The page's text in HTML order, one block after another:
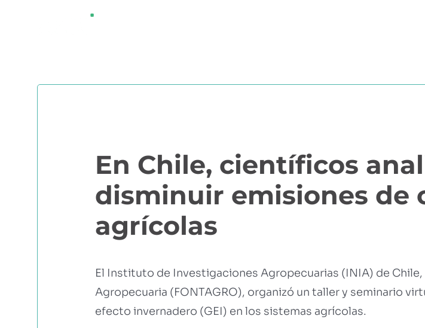
En Chile, científicos
disminuir emisiones de
agrícolas
El Instituto de Investigaciones Agropecuarias (INIA) de
Agropecuaria (FONTAGRO), organizó un taller y seminario
efecto invernadero (GEI) en los sistemas agrícolas.